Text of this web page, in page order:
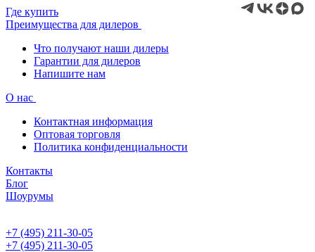
Где купить
Преимущества для дилеров
Что получают наши дилеры
Гарантии для дилеров
Напишите нам
О нас
Контактная информация
Оптовая торговля
Политика конфиденциальности
Контакты
Блог
Шоурумы
+7 (495) 211-30-05
+7 (495) 211-30-05